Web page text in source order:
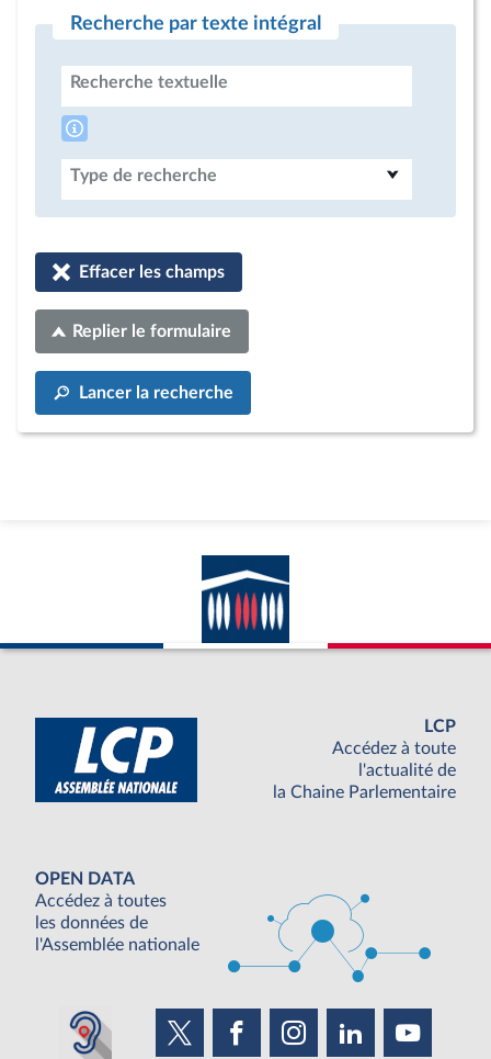
Recherche par texte intégral
Recherche textuelle
Type de recherche
Effacer les champs
Replier le formulaire
Lancer la recherche
LCP
Accédez à toute
l'actualité de
la Chaine Parlementaire
OPEN DATA
Accédez à toutes
les données de
l'Assemblée nationale